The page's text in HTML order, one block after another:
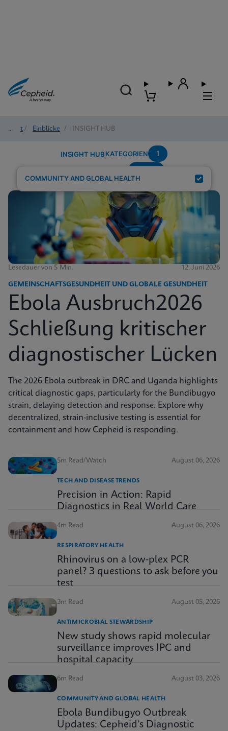
Start / Einblicke / INSIGHT HUB
INSIGHT HUBKATEGORIEN 1
COMMUNITY AND GLOBAL HEALTH
Lesedauer von 5 Min. 12. Juni 2026
GEMEINSCHAFTSGESUNDHEIT UND GLOBALE GESUNDHEIT
Ebola Ausbruch2026
Schließung kritischer
diagnostischer Lücken
The 2026 Ebola outbreak in DRC and Uganda highlights
critical diagnostic gaps, particularly for the Bundibugyo
strain, delaying detection and response. Explore why
decentralized, strain-inclusive testing is essential for
containment and how Cepheid is responding.
5m Read/Watch August 06, 2026
TECH AND DISEASE TRENDS
Precision in Action: Rapid
Diagnostics in Real World Care
4m Read August 06, 2026
RESPIRATORY HEALTH
Rhinovirus on a low-plex PCR
panel? 3 questions to ask before you
test
3m Read August 05, 2026
ANTIMICROBIAL STEWARDSHIP
New study shows rapid molecular
surveillance improves IPC and
hospital capacity
6m Read August 03, 2026
COMMUNITY AND GLOBAL HEALTH
Ebola Bundibugyo Outbreak
Updates: Cepheid’s Diagnostic